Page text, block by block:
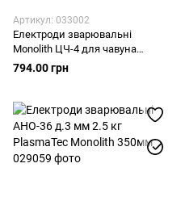
Артикул: 033002
Електроди зварювальні
Monolith ЦЧ-4 для чавуна
Плазма 3 мм 1 кг
794.00 грн